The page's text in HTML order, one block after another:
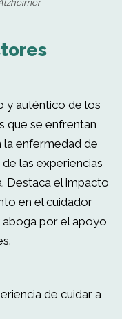
y auténtico de los
que se enfrentan
la enfermedad de
las experiencias
Destaca el impacto
en el cuidador
por el apoyo
de cuidar a